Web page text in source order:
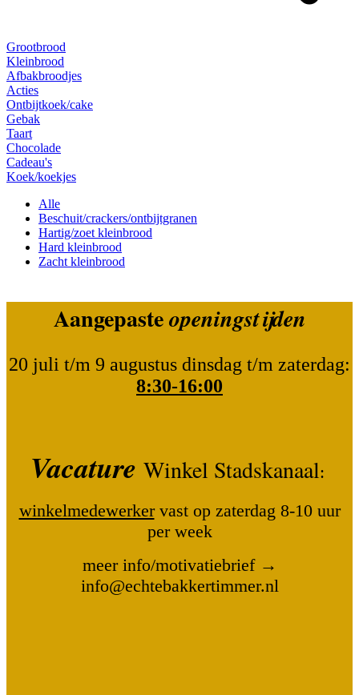
Grootbrood
Kleinbrood
Afbakbroodjes
Acties
Ontbijtkoek/cake
Gebak
Taart
Chocolade
Cadeau's
Koek/koekjes
Alle
Beschuit/crackers/ontbijtgranen
Hartig/zoet kleinbrood
Hard kleinbrood
Zacht kleinbrood
Aangepasteopeningstijden
20 juli t/m 9 augustus dinsdag t/m zaterdag:
8:30-16:00
Vacature Winkel Stadskanaal:
winkelmedewerkervast op zaterdag 8-10 uur
per week
meer info/motivatiebrief →
info@echtebakkertimmer.nl